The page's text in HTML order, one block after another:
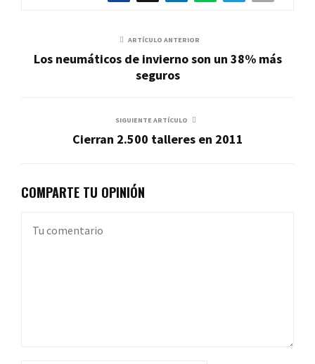
ARTÍCULO ANTERIOR
Los neumáticos de invierno son un 38% más
seguros
SIGUIENTE ARTÍCULO
Cierran 2.500 talleres en 2011
COMPARTE TU OPINIÓN